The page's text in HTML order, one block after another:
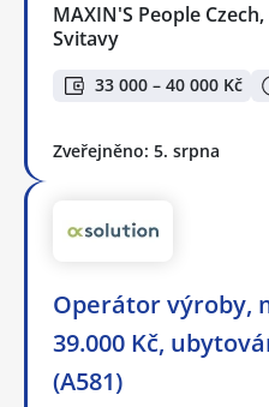
MAXIN'S People
Svitavy
33 000 – 40 000 Kč
Zveřejněno: 5. srpna
Operátor výroby,
39.000 Kč,
(A581)